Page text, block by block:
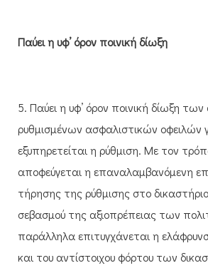
Παύει η υφ’ όρον ποινική δίωξη
5. Παύει η υφ’ όρον ποινική δίωξη
ρυθμισμένων ασφαλιστικών οφειλών
εξυπηρετείται η ρύθμιση. Με τον
αποφεύγεται η επαναλαμβανόμενη
τήρησης της ρύθμισης στο
σεβασμού της αξιοπρέπειας των
παράλληλα επιτυγχάνεται η
και του αντίστοιχου φόρτου των